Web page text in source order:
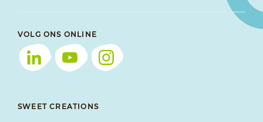
VOLG ONS ONLINE
SWEET CREATIONS